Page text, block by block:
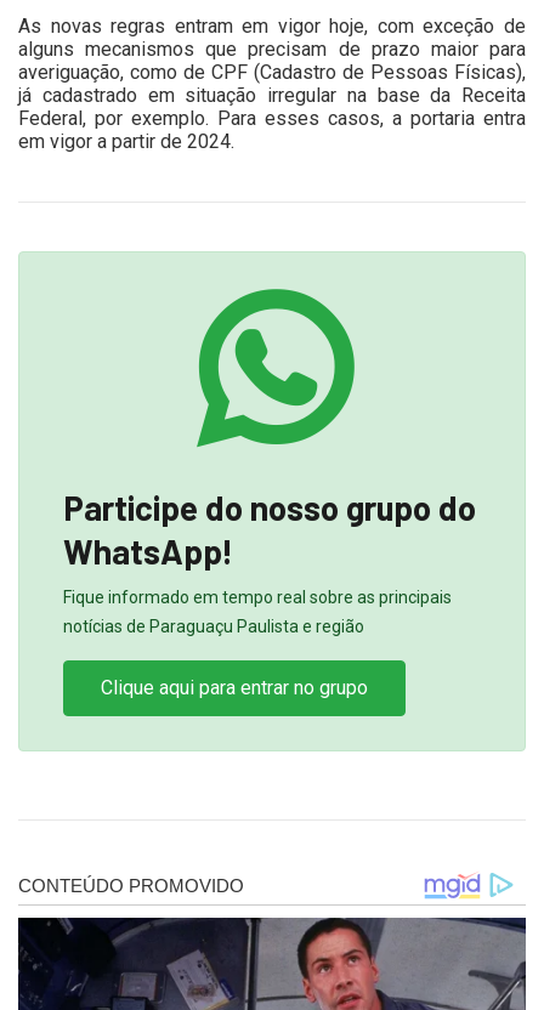
As novas regras entram em vigor hoje, com exceção de
alguns mecanismos que precisam de prazo maior para
averiguação, como de CPF (Cadastro de Pessoas Físicas),
já cadastrado em situação irregular na base da Receita
Federal, por exemplo. Para esses casos, a portaria entra
em vigor a partir de 2024.
Participe do nosso grupo do
WhatsApp!
Fique informado em tempo real sobre as principais
notícias de Paraguaçu Paulista e região
Clique aqui para entrar no grupo